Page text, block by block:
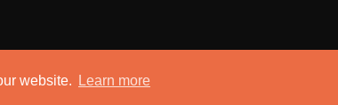
website. Learn more